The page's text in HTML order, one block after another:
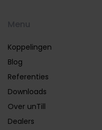
Koppelingen
Blog
Referenties
Downloads
Over unTill
Dealers